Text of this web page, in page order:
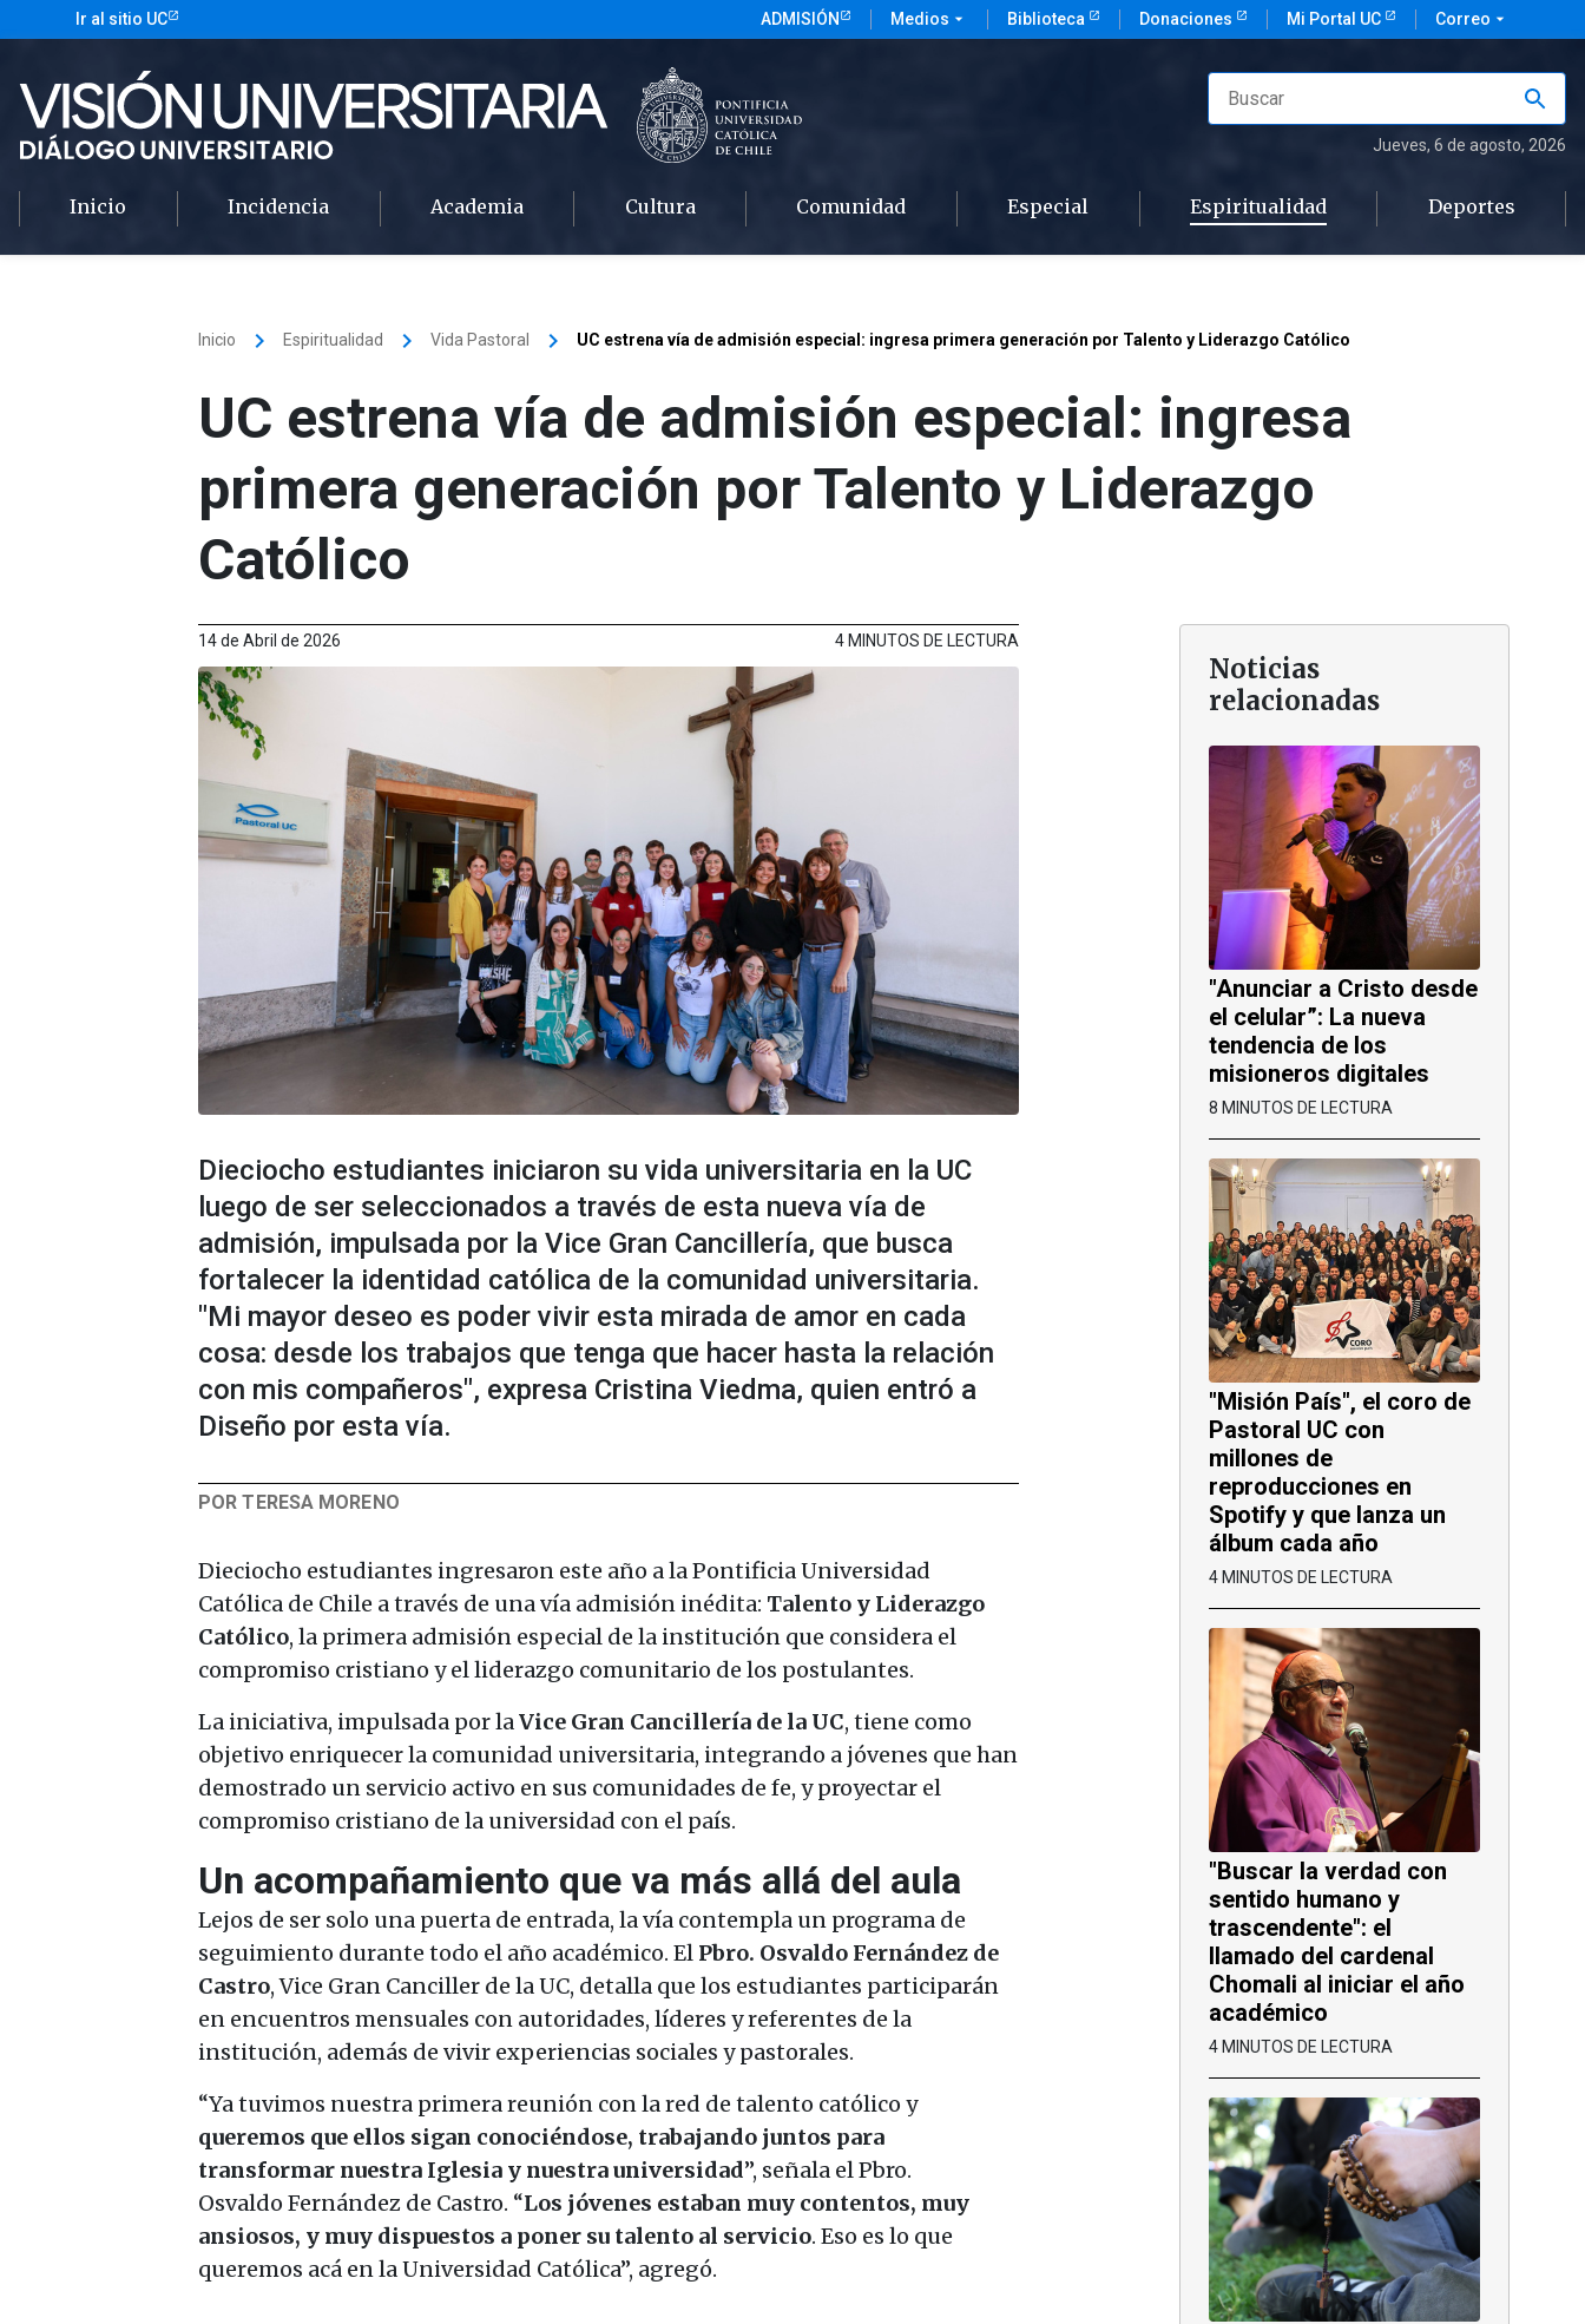
Ir al sitio UC ADMISIÓN Medios arrow_drop_down Biblioteca Donaciones Mi Portal UC Correo arrow_drop_down
Jueves, 6 de agosto, 2026
Inicio Incidencia Academia Cultura Comunidad Especial Espiritualidad Deportes
Inicio keyboard_arrow_right Espiritualidad keyboard_arrow_right Vida Pastoral keyboard_arrow_right UC estrena vía de admisión especial: ingresa primera generación por Talento y Liderazgo Católico
UC estrena vía de admisión especial: ingresa
primera generación por Talento y Liderazgo
Católico
14 de Abril de 2026 4 MINUTOS DE LECTURA
Dieciocho estudiantes iniciaron su vida universitaria en la UC
luego de ser seleccionados a través de esta nueva vía de
admisión, impulsada por la Vice Gran Cancillería, que busca
fortalecer la identidad católica de la comunidad universitaria.
"Mi mayor deseo es poder vivir esta mirada de amor en cada
cosa: desde los trabajos que tenga que hacer hasta la relación
con mis compañeros", expresa Cristina Viedma, quien entró a
Diseño por esta vía.
POR TERESA MORENO
Dieciocho estudiantes ingresaron este año a la Pontificia Universidad
Católica de Chile a través de una vía admisión inédita: Talento y Liderazgo
Católico, la primera admisión especial de la institución que considera el
compromiso cristiano y el liderazgo comunitario de los postulantes.
La iniciativa, impulsada por laVice Gran Cancillería de la UC, tiene como
objetivo enriquecer la comunidad universitaria, integrando a jóvenes que han
demostrado un servicio activo en sus comunidades de fe, y proyectar el
compromiso cristiano de la universidad con el país.
Un acompañamiento que va más allá del aula
Lejos de ser solo una puerta de entrada, la vía contempla un programa de
seguimiento durante todo el año académico. El Pbro. Osvaldo Fernández de
Castro, Vice Gran Canciller de la UC, detalla que los estudiantes participarán
en encuentros mensuales con autoridades, líderes y referentes de la
institución, además de vivir experiencias sociales y pastorales.
“Ya tuvimos nuestra primera reunión con la red de talento católico y
queremos que ellos sigan conociéndose, trabajando juntos para
transformar nuestra Iglesia y nuestra universidad”, señala el Pbro.
Osvaldo Fernández de Castro. “Los jóvenes estaban muy contentos, muy
ansiosos, y muy dispuestos a poner su talento al servicio. Eso es lo que
queremos acá en la Universidad Católica”, agregó.
Noticias
relacionadas
"Anunciar a Cristo desde
el celular”: La nueva
tendencia de los
misioneros digitales
8 MINUTOS DE LECTURA
"Misión País", el coro de
Pastoral UC con
millones de
reproducciones en
Spotify y que lanza un
álbum cada año
4 MINUTOS DE LECTURA
"Buscar la verdad con
sentido humano y
trascendente": el
llamado del cardenal
Chomali al iniciar el año
académico
4 MINUTOS DE LECTURA